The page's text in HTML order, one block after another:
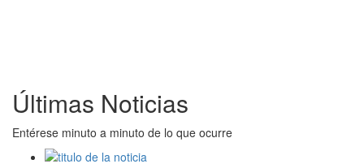
Últimas Noticias
Entérese minuto a minuto de lo que ocurre